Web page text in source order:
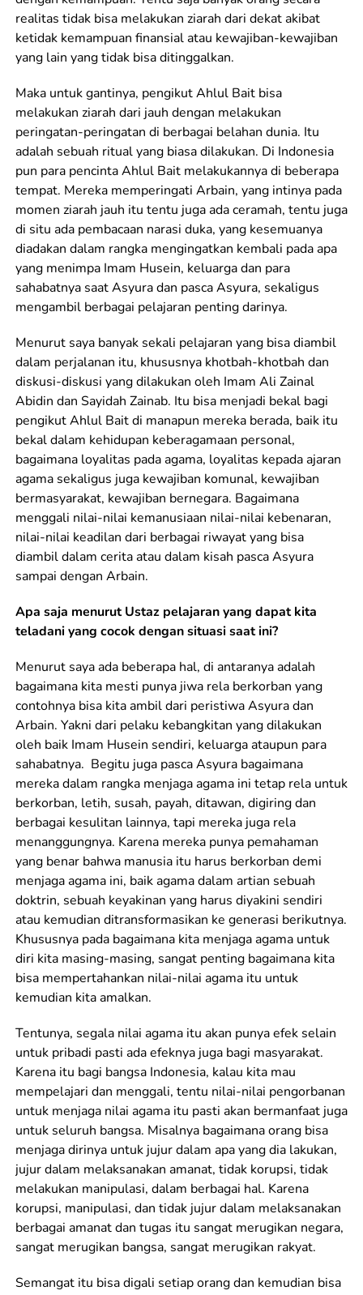
realitas tidak bisa melakukan ziarah dari dekat akibat
ketidak kemampuan finansial atau kewajiban-kewajiban
yang lain yang tidak bisa ditinggalkan.
Maka untuk gantinya, pengikut Ahlul Bait bisa
melakukan ziarah dari jauh dengan melakukan
peringatan-peringatan di berbagai belahan dunia. Itu
adalah sebuah ritual yang biasa dilakukan. Di Indonesia
pun para pencinta Ahlul Bait melakukannya di beberapa
tempat. Mereka memperingati Arbain, yang intinya pada
momen ziarah jauh itu tentu juga ada ceramah, tentu juga
di situ ada pembacaan narasi duka, yang kesemuanya
diadakan dalam rangka mengingatkan kembali pada apa
yang menimpa Imam Husein, keluarga dan para
sahabatnya saat Asyura dan pasca Asyura, sekaligus
mengambil berbagai pelajaran penting darinya.
Menurut saya banyak sekali pelajaran yang bisa diambil
dalam perjalanan itu, khususnya khotbah-khotbah dan
diskusi-diskusi yang dilakukan oleh Imam Ali Zainal
Abidin dan Sayidah Zainab. Itu bisa menjadi bekal bagi
pengikut Ahlul Bait di manapun mereka berada, baik itu
bekal dalam kehidupan keberagamaan personal,
bagaimana loyalitas pada agama, loyalitas kepada ajaran
agama sekaligus juga kewajiban komunal, kewajiban
bermasyarakat, kewajiban bernegara. Bagaimana
menggali nilai-nilai kemanusiaan nilai-nilai kebenaran,
nilai-nilai keadilan dari berbagai riwayat yang bisa
diambil dalam cerita atau dalam kisah pasca Asyura
sampai dengan Arbain.
Apa saja menurut Ustaz pelajaran yang dapat kita
teladani yang cocok dengan situasi saat ini?
Menurut saya ada beberapa hal, di antaranya adalah
bagaimana kita mesti punya jiwa rela berkorban yang
contohnya bisa kita ambil dari peristiwa Asyura dan
Arbain. Yakni dari pelaku kebangkitan yang dilakukan
oleh baik Imam Husein sendiri, keluarga ataupun para
sahabatnya. Begitu juga pasca Asyura bagaimana
mereka dalam rangka menjaga agama ini tetap rela untuk
berkorban, letih, susah, payah, ditawan, digiring dan
berbagai kesulitan lainnya, tapi mereka juga rela
menanggungnya. Karena mereka punya pemahaman
yang benar bahwa manusia itu harus berkorban demi
menjaga agama ini, baik agama dalam artian sebuah
doktrin, sebuah keyakinan yang harus diyakini sendiri
atau kemudian ditransformasikan ke generasi berikutnya.
Khususnya pada bagaimana kita menjaga agama untuk
diri kita masing-masing, sangat penting bagaimana kita
bisa mempertahankan nilai-nilai agama itu untuk
kemudian kita amalkan.
Tentunya, segala nilai agama itu akan punya efek selain
untuk pribadi pasti ada efeknya juga bagi masyarakat.
Karena itu bagi bangsa Indonesia, kalau kita mau
mempelajari dan menggali, tentu nilai-nilai pengorbanan
untuk menjaga nilai agama itu pasti akan bermanfaat juga
untuk seluruh bangsa. Misalnya bagaimana orang bisa
menjaga dirinya untuk jujur dalam apa yang dia lakukan,
jujur dalam melaksanakan amanat, tidak korupsi, tidak
melakukan manipulasi, dalam berbagai hal. Karena
korupsi, manipulasi, dan tidak jujur dalam melaksanakan
berbagai amanat dan tugas itu sangat merugikan negara,
sangat merugikan bangsa, sangat merugikan rakyat.
Semangat itu bisa digali setiap orang dan kemudian bisa